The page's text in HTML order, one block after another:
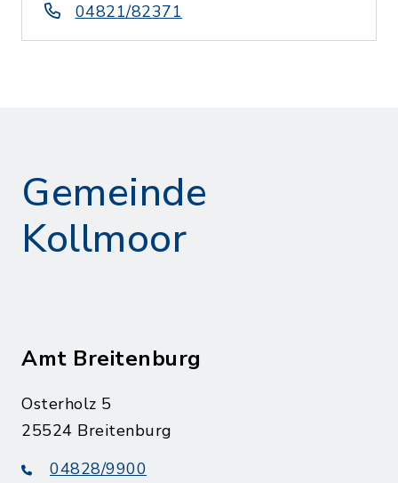
04821/82371
Gemeinde
Kollmoor
Amt Breitenburg
Osterholz 5
25524 Breitenburg
04828/9900